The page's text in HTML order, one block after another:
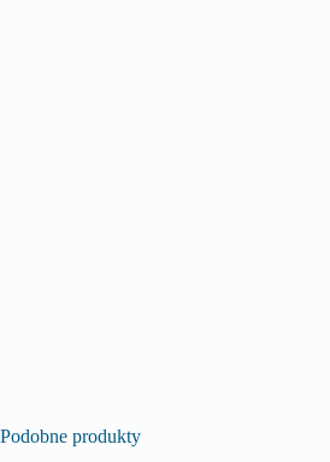
Podobne produkty